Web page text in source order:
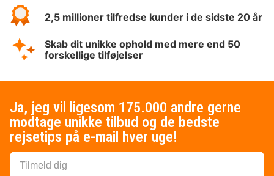
2,5 millioner tilfredse kunder i de sidste 20 år
Skab dit unikke ophold med mere end 50
forskellige tilføjelser
Ja, jeg vil ligesom 175.000 andre gerne
modtage unikke tilbud og de bedste
rejsetips på e-mail hver uge!